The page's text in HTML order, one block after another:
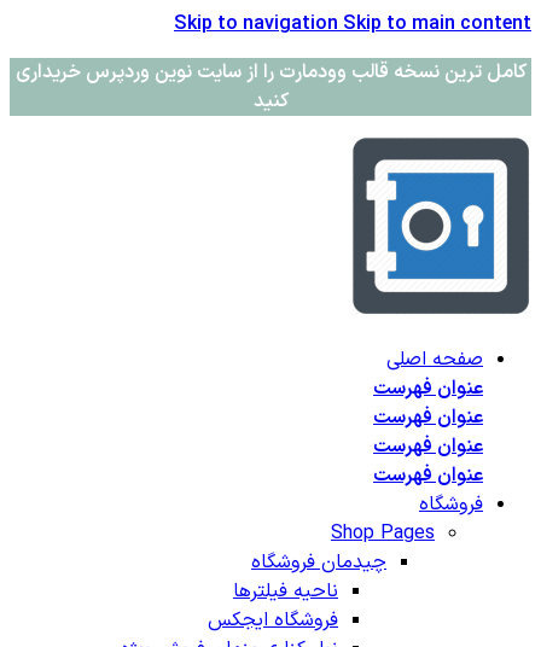
Skip to navigationSkip to main content
کامل ترین نسخه قالب وودمارت را از سایت نوین وردپرس خریداری
کنید
صفحه اصلی
عنوان فهرست
عنوان فهرست
عنوان فهرست
عنوان فهرست
فروشگاه
Shop Pages
چیدمان فروشگاه
ناحیه فیلترها
فروشگاه ایجکس